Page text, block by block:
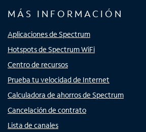
MÁS INFORMACIÓN
Aplicaciones de Spectrum
Hotspots de Spectrum WiFi
Centro de recursos
Prueba tu velocidad de Internet
Calculadora de ahorros de Spectrum
Cancelación de contrato
Lista de canales